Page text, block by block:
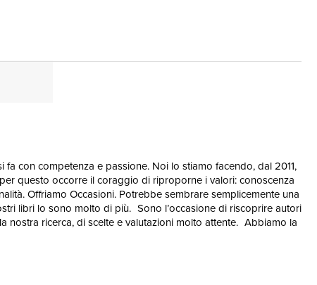
con competenza e passione. Noi lo stiamo facendo, dal 2011,
questo occorre il coraggio di riproporne i valori: conoscenza
Offriamo Occasioni. Potrebbe sembrare semplicemente una
libri lo sono molto di più. Sono l’occasione di riscoprire autori
nostra ricerca, di scelte e valutazioni molto attente. Abbiamo la